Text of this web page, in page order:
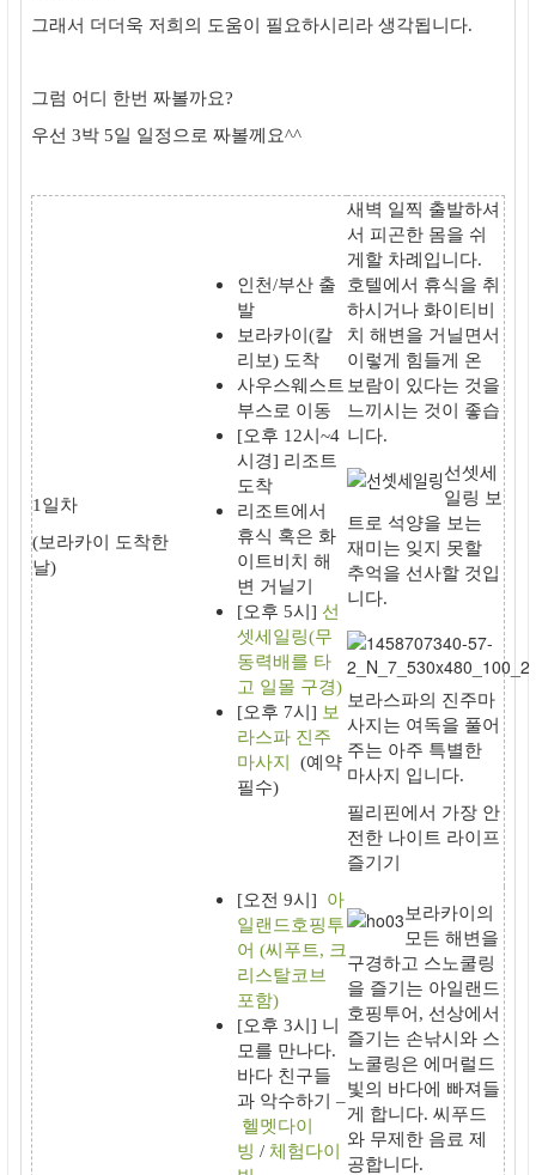
그래서 더더욱 저희의 도움이 필요하시리라 생각됩니다.
그럼 어디 한번 짜볼까요?
우선 3박 5일 일정으로 짜볼께요^^
1일차
(보라카이 도착한
날)
인천/부산 출
발
보라카이(칼
리보) 도착
사우스웨스트
부스로 이동
[오후 12시~4
시경] 리조트
도착
리조트에서
휴식 혹은 화
이트비치 해
변 거닐기
[오후 5시] 선
셋세일링(무
동력배를 타
고 일몰 구경)
[오후 7시] 보
라스파 진주
마사지
(예약
필수)
새벽 일찍 출발하셔
서 피곤한 몸을 쉬
게할 차례입니다.
호텔에서 휴식을 취
하시거나 화이티비
치 해변을 거닐면서
이렇게 힘들게 온
보람이 있다는 것을
느끼시는 것이 좋습
니다.
선셋세
일링 보
트로 석양을 보는
재미는 잊지 못할
추억을 선사할 것입
니다.
보라스파의 진주마
사지 는 여독을 풀어
주는 아주 특별한
마사지 입니다.
필리핀에서 가장 안
전한 나이트 라이프
즐기기
[오전 9시]
아
일랜드호핑투
어 (씨푸트, 크
리스탈코브
포함)
[오후 3시] 니
모를 만나다.
바다 친구들
과 악수하기 –
헬멧다이
빙 / 체험다이
보라카이의
모든 해변을
구경하고 스노쿨링
을 즐기는 아일랜드
호핑투어 , 선상에서
즐기는 손낚시 와 스
노쿨링은 에머럴드
빛의 바다에 빠져들
게 합니다. 씨푸드
와 무제한 음료 제
공합니다.